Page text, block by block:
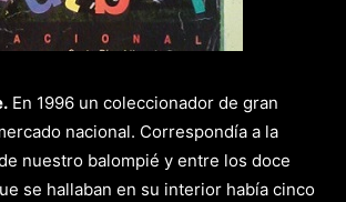
En 1996 un coleccionador de gran
nacional. Correspondía a la
nuestro balompié y entre los doce
se hallaban en su interior había cinco